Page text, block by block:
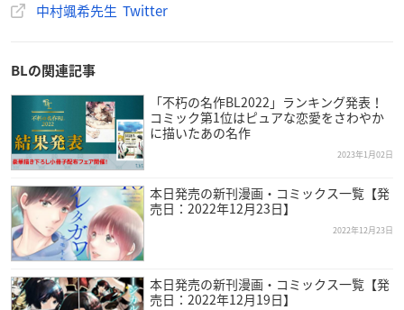
中村颯希先生 Twitter
BLの関連記事
「不朽の名作BL2022」ランキング発表！
コミック第1位はピュアな恋愛をさわやか
に描いたあの名作
2023年1月02日
本日発売の新刊漫画・コミックス一覧【発
売日：2022年12月23日】
2022年12月23日
本日発売の新刊漫画・コミックス一覧【発
売日：2022年12月19日】